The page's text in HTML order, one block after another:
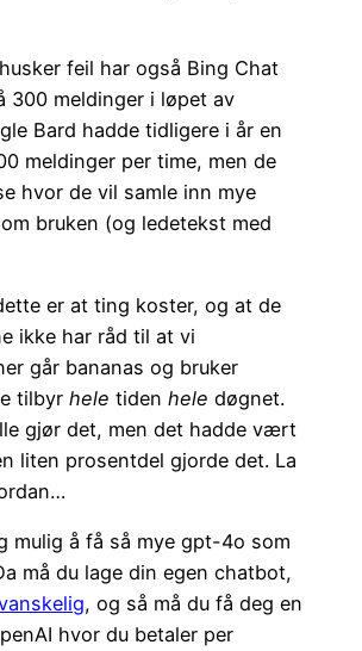
feil har også Bing Chat
300 meldinger i løpet av
Bard hadde tidligere i år en
meldinger per time, men de
hvor de vil samle inn mye
bruken (og ledetekst med
er at ting koster, og at de
ikke har råd til at vi
går bananas og bruker
tilbyr hele tiden hele døgnet.
gjør det, men det hadde vært
liten prosentdel gjorde det. La
mulig å få så mye gpt-4o som
må du lage din egen chatbot,
, og så må du få deg en
hvor du betaler per